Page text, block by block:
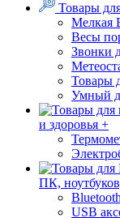
Товары
Мелкая
Весы
Звонки
Товары
Умный
и здоровья +
ПК,
USB